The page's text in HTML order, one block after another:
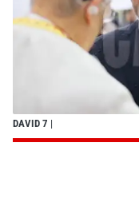
DAVID 7 |